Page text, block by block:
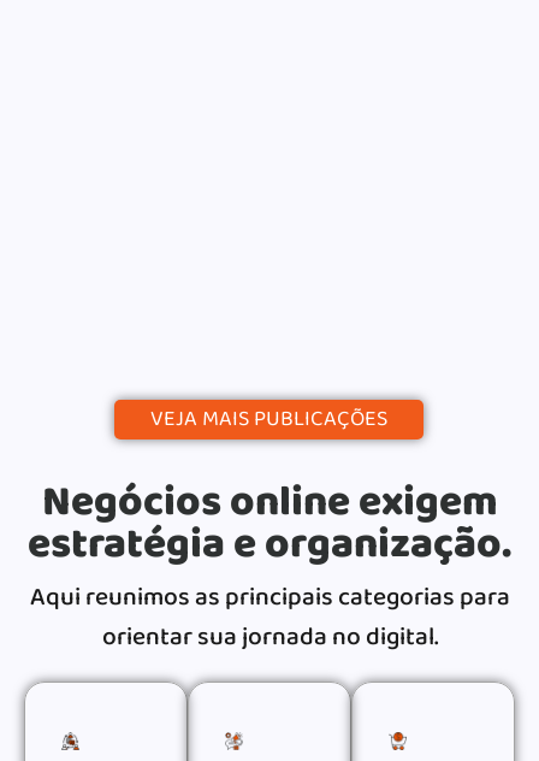
VEJA MAIS PUBLICAÇÕES
Negócios online exigem
estratégia e organização.
Aqui reunimos as principais categorias para
orientar sua jornada no digital.